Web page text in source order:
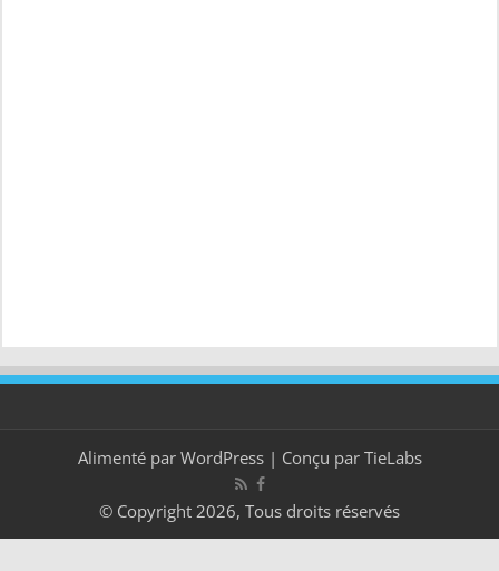
Alimenté par WordPress| Conçu par TieLabs
© Copyright 2026, Tous droits réservés